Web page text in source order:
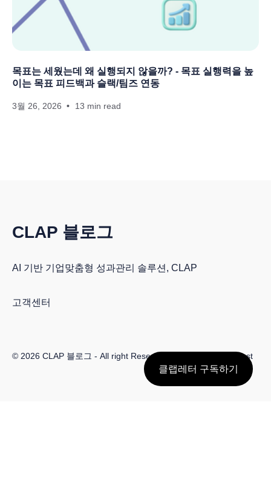
목표는 세웠는데 왜 실행되지 않을까? - 목표 실행력을 높
이는 목표 피드백과 슬랙/팀즈 연동
3월 26, 2026 13 min read
CLAP 블로그
AI 기반 기업맞춤형 성과관리 솔루션, CLAP
고객센터
© 2026 CLAP 블로그 - All right Reserved. Published with Ghost
클랩레터 구독하기